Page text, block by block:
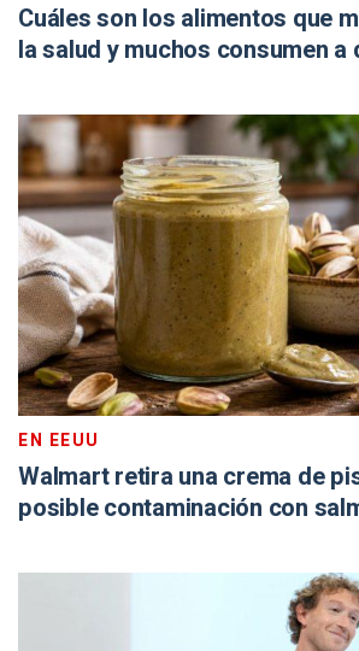
Cuáles son los alimentos que
la salud y muchos consumen a
EN EEUU
Walmart retira una crema de
posible contaminación con